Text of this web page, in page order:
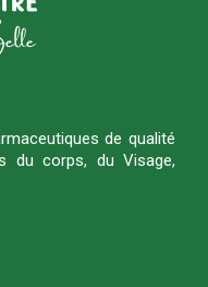
de qualité
du corps, du Visage,